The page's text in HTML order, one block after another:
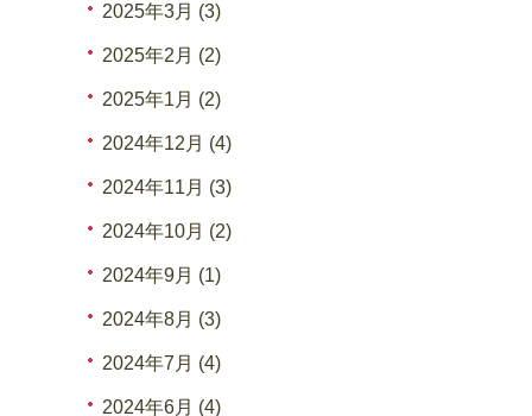
2025年3月 (3)
2025年2月 (2)
2025年1月 (2)
2024年12月 (4)
2024年11月 (3)
2024年10月 (2)
2024年9月 (1)
2024年8月 (3)
2024年7月 (4)
2024年6月 (4)